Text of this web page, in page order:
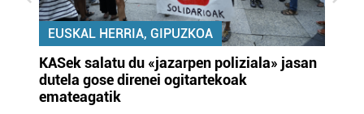
EUSKAL HERRIA, GIPUZKOA
KASek salatu du «jazarpen poliziala» jasan
dutela gose direnei ogitartekoak
emateagatik